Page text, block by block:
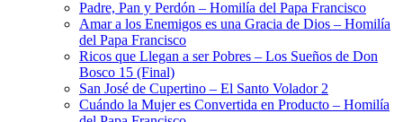
Padre, Pan y Perdón – Homilía del Papa Francisco
Amar a los Enemigos es una Gracia de Dios – Homilía
del Papa Francisco
Ricos que Llegan a ser Pobres – Los Sueños de Don
Bosco 15 (Final)
San José de Cupertino – El Santo Volador 2
Cuándo la Mujer es Convertida en Producto – Homilía